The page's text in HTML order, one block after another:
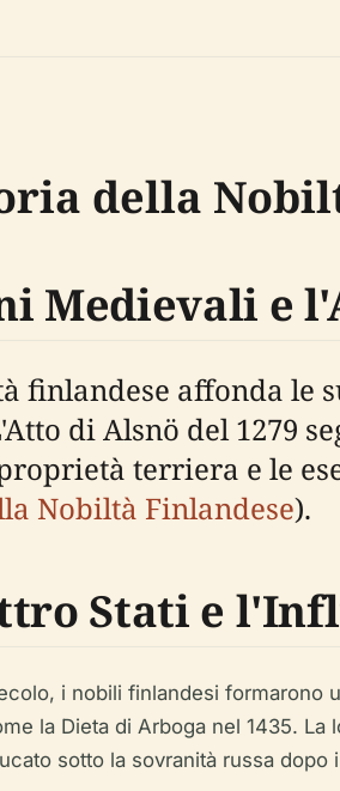
della
Medievali e
finlandese affonda le
di Alsnö del 1279
terriera e le
Nobiltà Finlandese).
Stati e
i nobili finlandesi formarono
la Dieta di Arboga nel 1435.
sotto la sovranità russa dopo